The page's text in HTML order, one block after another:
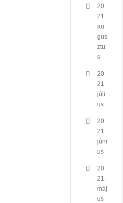
20
21.
au
gus
ztu
s
20
21.
júli
us
20
21.
júni
us
20
21.
máj
us